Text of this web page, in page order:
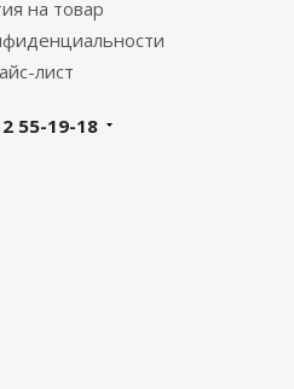
на товар
лист
55-19-18